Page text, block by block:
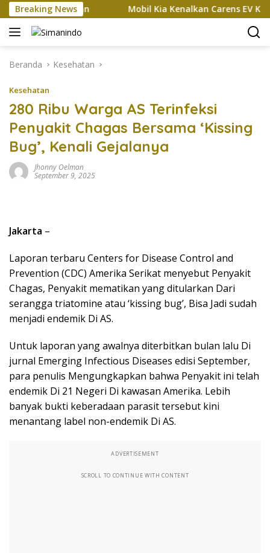
Langsung
ke
konten
Breaking News
Pasokan Mobil Kia Kenalkan Carens EV Ke GIIAS
Beranda Kesehatan
Kesehatan
280 Ribu Warga AS Terinfeksi
Penyakit Chagas Bersama ‘Kissing
Bug’, Kenali Gejalanya
Jhonny Oelman
September 9, 2025
Jakarta –
Laporan terbaru Centers for Disease Control and
Prevention (CDC) Amerika Serikat menyebut Penyakit
Chagas, Penyakit mematikan yang ditularkan Dari
serangga triatomine atau ‘kissing bug’, Bisa Jadi sudah
menjadi endemik Di AS.
Untuk laporan yang awalnya diterbitkan bulan lalu Di
jurnal Emerging Infectious Diseases edisi September,
para penulis Mengungkapkan bahwa Penyakit ini telah
endemik Di 21 Negeri Di kawasan Amerika. Lebih
banyak bukti keberadaan parasit tersebut kini
menantang label non-endemik Di AS.
ADVERTISEMENT
SCROLL TO CONTINUE WITH CONTENT